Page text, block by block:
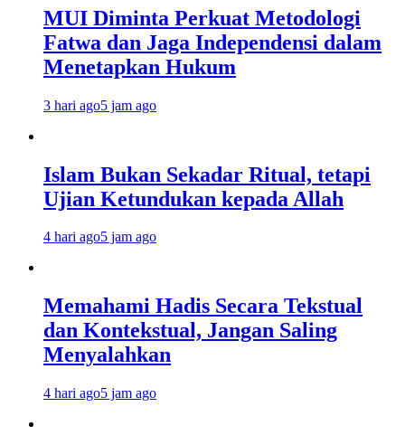
MUI Diminta Perkuat Metodologi
Fatwa dan Jaga Independensi dalam
Menetapkan Hukum
3 hari ago5 jam ago
Islam Bukan Sekadar Ritual, tetapi
Ujian Ketundukan kepada Allah
4 hari ago5 jam ago
Memahami Hadis Secara Tekstual
dan Kontekstual, Jangan Saling
Menyalahkan
4 hari ago5 jam ago